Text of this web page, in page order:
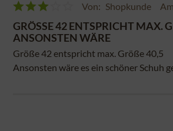
Von: Shopkunde
GRÖSSE 42 ENTSPRICHT MAX.
SONSTEN WÄRE
Größe 42 entspricht max. Größe 40,5
Ansonsten wäre es ein schöner Schuh